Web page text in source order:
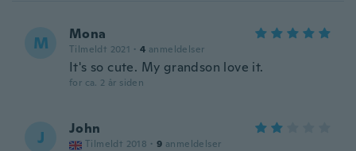
M Mona
Tilmeldt 2021 · 4 anmeldelser
It's so cute. My grandson love it.
for ca. 2 år siden
J John
Tilmeldt 2018 · 9 anmeldelser